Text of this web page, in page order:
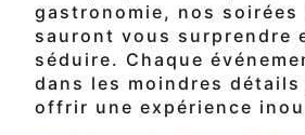
gastronomie, nos soirées
sauront vous surprendre
séduire. Chaque
dans les moindres détails
offrir une expérience